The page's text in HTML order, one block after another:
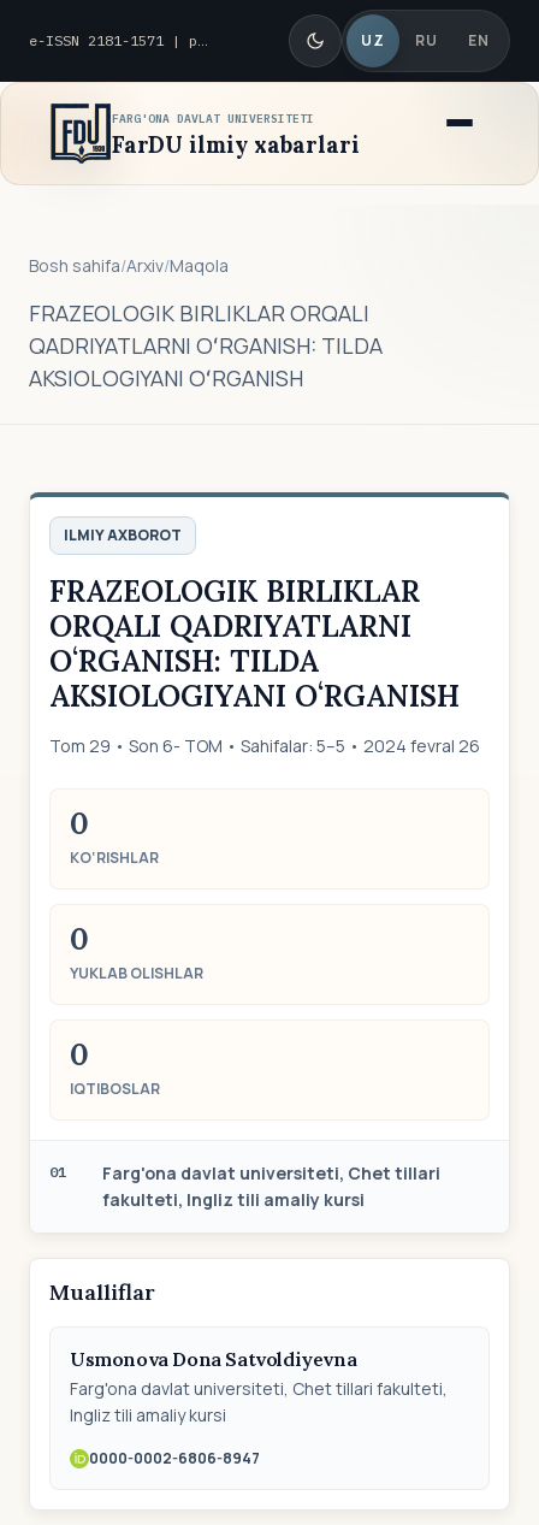
e-ISSN 2181-1571 | p-ISSN 2010-8419 UZ RU EN
FARG'ONA DAVLAT UNIVERSITETI
FarDU ilmiy xabarlari
Bosh sahifa/Arxiv/Maqola
FRAZEOLOGIK BIRLIKLAR ORQALI
QADRIYATLARNI OʻRGANISH: TILDA
AKSIOLOGIYANI OʻRGANISH
ILMIY AXBOROT
FRAZEOLOGIK BIRLIKLAR
ORQALI QADRIYATLARNI
OʻRGANISH: TILDA
AKSIOLOGIYANI OʻRGANISH
Tom 29 • Son 6- TOM • Sahifalar: 5–5 • 2024 fevral 26
0
KO‘RISHLAR
0
YUKLAB OLISHLAR
0
IQTIBOSLAR
01
Farg'ona davlat universiteti, Chet tillari
fakulteti, Ingliz tili amaliy kursi
Mualliflar
Usmonova Dona Satvoldiyevna
Farg'ona davlat universiteti, Chet tillari fakulteti,
Ingliz tili amaliy kursi
0000-0002-6806-8947